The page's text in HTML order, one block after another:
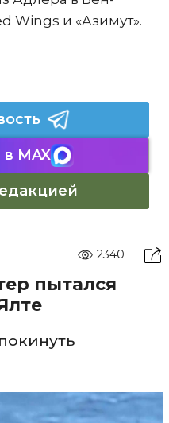
Wings и «Азимут».
MAX
2340
пытался